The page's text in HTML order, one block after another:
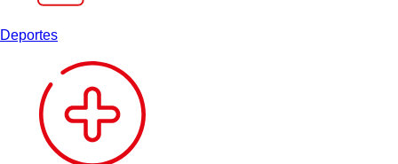
Deportes